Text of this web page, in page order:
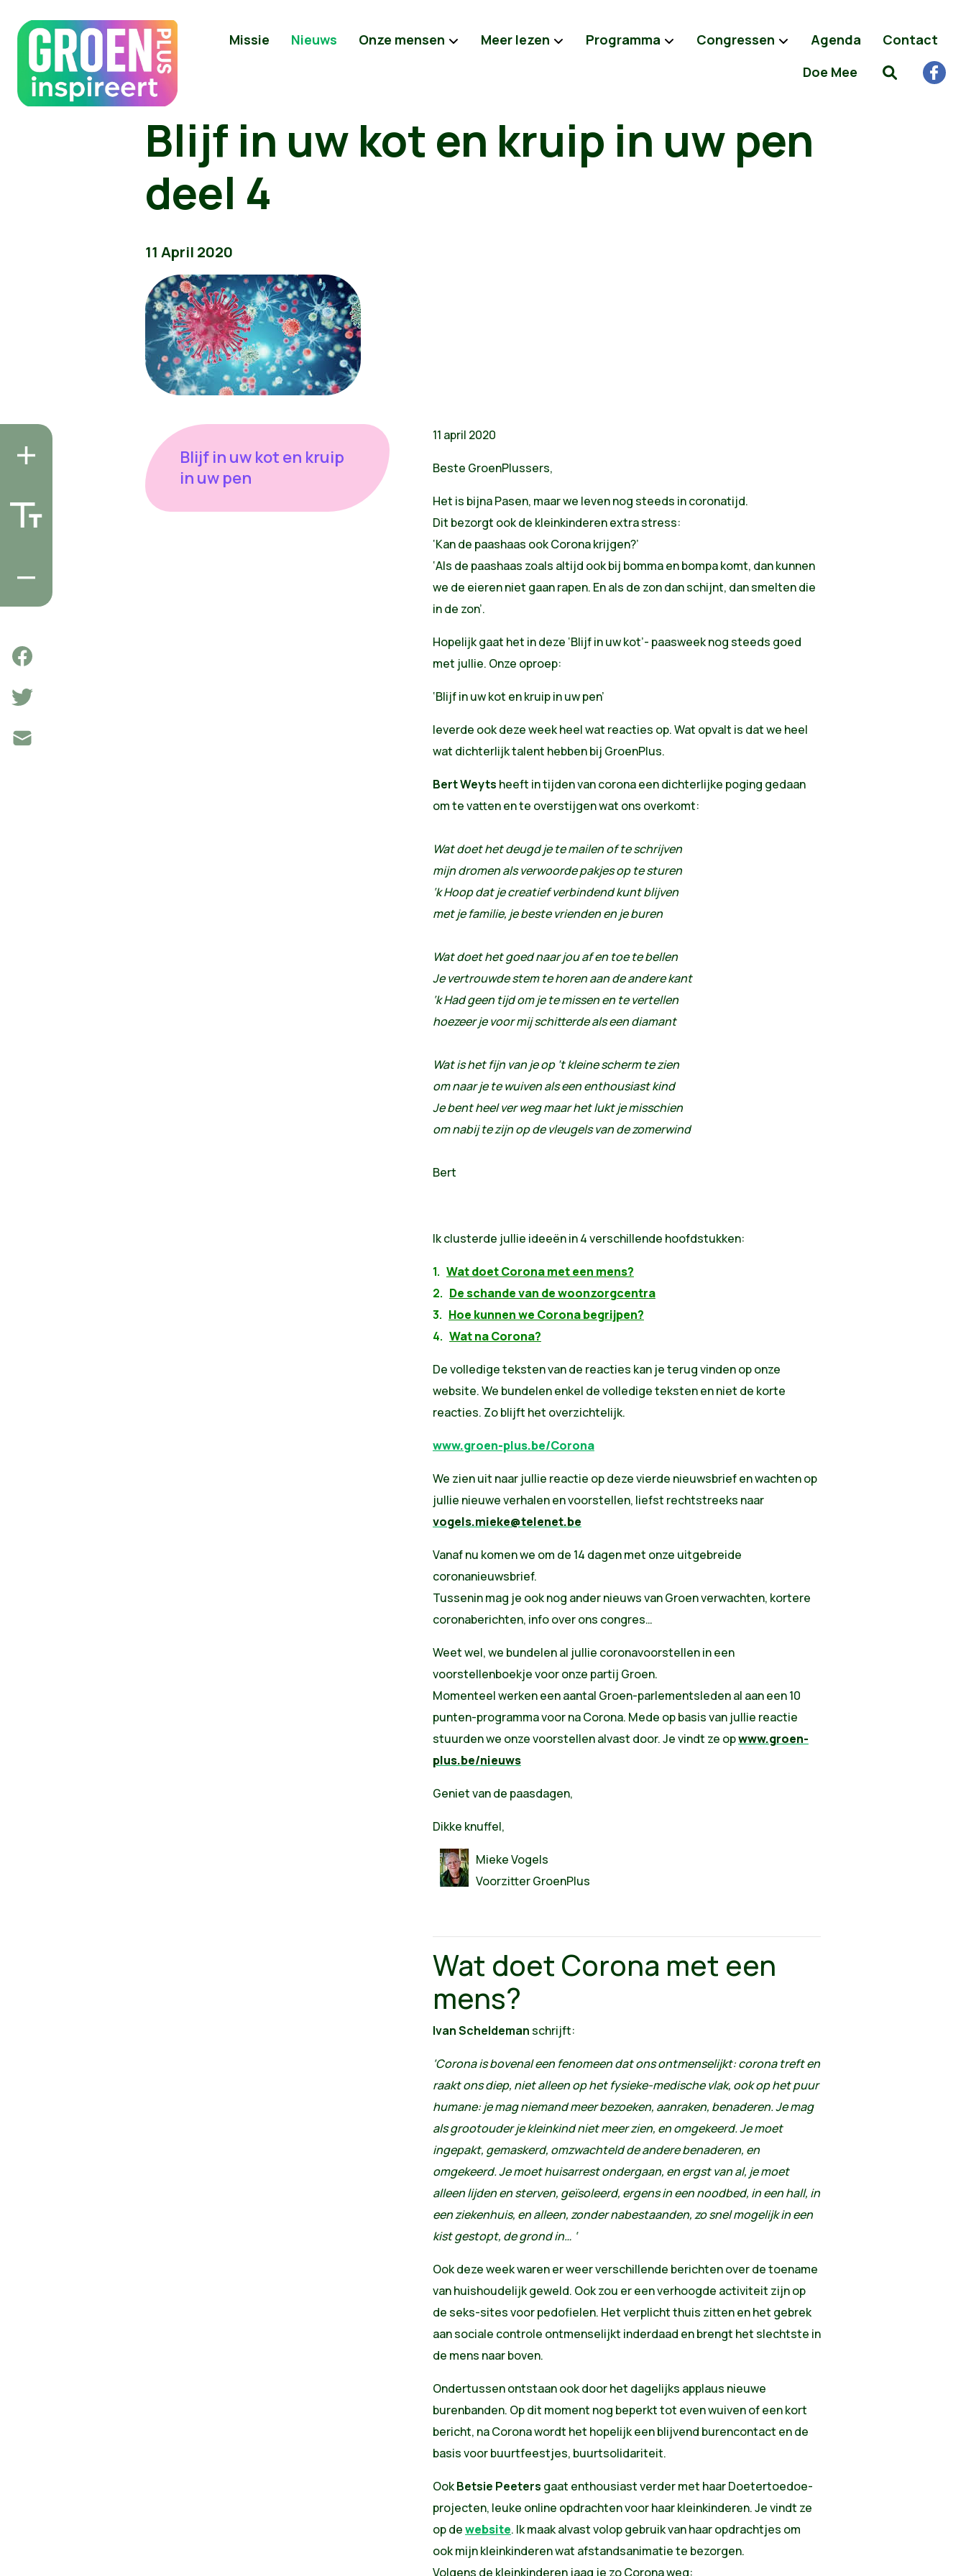
Missie Nieuws Onze mensen Meer lezen Programma Congressen Agenda
Contact
Doe Mee
Blijf in uw kot en kruip in uw pen
deel 4
11 April 2020
Blijf in uw kot en kruip
in uw pen
11 april 2020
Beste GroenPlussers,
Het is bijna Pasen, maar we leven nog steeds in coronatijd.
Dit bezorgt ook de kleinkinderen extra stress:
‘Kan de paashaas ook Corona krijgen?’
‘Als de paashaas zoals altijd ook bij bomma en bompa komt, dan kunnen
we de eieren niet gaan rapen. En als de zon dan schijnt, dan smelten die
in de zon’.
Hopelijk gaat het in deze ‘Blijf in uw kot’- paasweek nog steeds goed
met jullie. Onze oproep:
‘Blijf in uw kot en kruip in uw pen’
leverde ook deze week heel wat reacties op. Wat opvalt is dat we heel
wat dichterlijk talent hebben bij GroenPlus.
Bert Weyts heeft in tijden van corona een dichterlijke poging gedaan
om te vatten en te overstijgen wat ons overkomt:
Wat doet het deugd je te mailen of te schrijven
mijn dromen als verwoorde pakjes op te sturen
‘k Hoop dat je creatief verbindend kunt blijven
met je familie, je beste vrienden en je buren
Wat doet het goed naar jou af en toe te bellen
Je vertrouwde stem te horen aan de andere kant
‘k Had geen tijd om je te missen en te vertellen
hoezeer je voor mij schitterde als een diamant
Wat is het fijn van je op ’t kleine scherm te zien
om naar je te wuiven als een enthousiast kind
Je bent heel ver weg maar het lukt je misschien
om nabij te zijn op de vleugels van de zomerwind
Bert
Ik clusterde jullie ideeën in 4 verschillende hoofdstukken:
1. Wat doet Corona met een mens?
2. De schande van de woonzorgcentra
3. Hoe kunnen we Corona begrijpen?
4. Wat na Corona?
De volledige teksten van de reacties kan je terug vinden op onze
website. We bundelen enkel de volledige teksten en niet de korte
reacties. Zo blijft het overzichtelijk.
www.groen-plus.be/Corona
We zien uit naar jullie reactie op deze vierde nieuwsbrief en wachten op
jullie nieuwe verhalen en voorstellen, liefst rechtstreeks naar
vogels.mieke@telenet.be
Vanaf nu komen we om de 14 dagen met onze uitgebreide
coronanieuwsbrief.
Tussenin mag je ook nog ander nieuws van Groen verwachten, kortere
coronaberichten, info over ons congres…
Weet wel, we bundelen al jullie coronavoorstellen in een
voorstellenboekje voor onze partij Groen.
Momenteel werken een aantal Groen-parlementsleden al aan een 10
punten-programma voor na Corona. Mede op basis van jullie reactie
stuurden we onze voorstellen alvast door. Je vindt ze opwww.groen-
plus.be/nieuws
Geniet van de paasdagen,
Dikke knuffel,
Mieke Vogels
Voorzitter GroenPlus
Wat doet Corona met een
mens?
Ivan Scheldemanschrijft:
‘Corona is bovenal een fenomeen dat ons ontmenselijkt: corona treft en
raakt ons diep, niet alleen op het fysieke-medische vlak, ook op het puur
humane: je mag niemand meer bezoeken, aanraken, benaderen. Je mag
als grootouder je kleinkind niet meer zien, en omgekeerd. Je moet
ingepakt, gemaskerd, omzwachteld de andere benaderen, en
omgekeerd. Je moet huisarrest ondergaan, en ergst van al, je moet
alleen lijden en sterven, geïsoleerd, ergens in een noodbed, in een hall, in
een ziekenhuis, en alleen, zonder nabestaanden, zo snel mogelijk in een
kist gestopt, de grond in… ‘
Ook deze week waren er weer verschillende berichten over de toename
van huishoudelijk geweld. Ook zou er een verhoogde activiteit zijn op
de seks-sites voor pedofielen. Het verplicht thuis zitten en het gebrek
aan sociale controle ontmenselijkt inderdaad en brengt het slechtste in
de mens naar boven.
Ondertussen ontstaan ook door het dagelijks applaus nieuwe
burenbanden. Op dit moment nog beperkt tot even wuiven of een kort
bericht, na Corona wordt het hopelijk een blijvend burencontact en de
basis voor buurtfeestjes, buurtsolidariteit.
OokBetsie Peeters gaat enthousiast verder met haar Doetertoedoe-
projecten, leuke online opdrachten voor haar kleinkinderen. Je vindt ze
op dewebsite. Ik maak alvast volop gebruik van haar opdrachtjes om
ook mijn kleinkinderen wat afstandsanimatie te bezorgen.
Volgens de kleinkinderen jaag je zo Corona weg: